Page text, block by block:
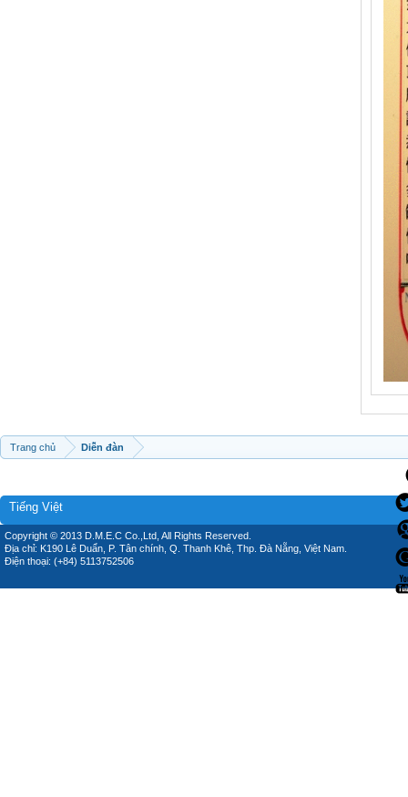
Trang chủ Diễn đàn
Tiếng Việt
Copyright © 2013 D.M.E.C Co.,Ltd, All Rights Reserved.
Địa chỉ: K190 Lê Duẩn, P. Tân chính, Q. Thanh Khê, Thp. Đà Nẵng, Việt Nam.
Điện thoại: (+84) 5113752506